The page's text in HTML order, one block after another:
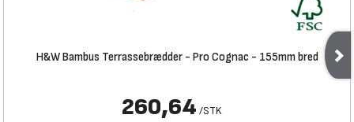
H&W Bambus Terrassebrædder - Pro Cognac - 155mm bred
260,64 /STK